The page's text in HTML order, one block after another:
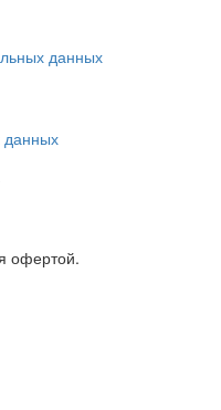
данных
данных
офертой.